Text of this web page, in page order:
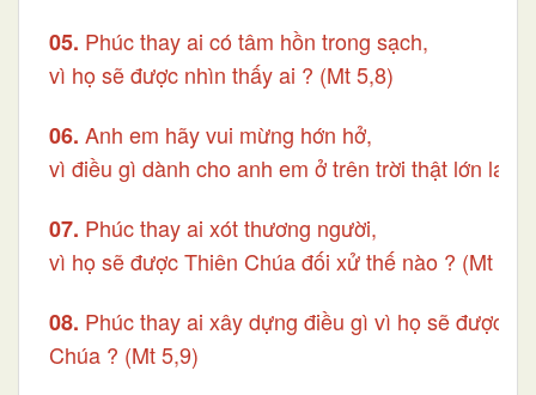
05. Phúc thay ai có tâm hồn trong sạch,
vì họ sẽ được nhìn thấy ai ? (Mt 5,8)
06. Anh em hãy vui mừng hớn hở,
vì điều gì dành cho anh em ở trên trời thật lớn lao
07. Phúc thay ai xót thương người,
vì họ sẽ được Thiên Chúa đối xử thế nào ? (Mt 5,7)
08. Phúc thay ai xây dựng điều gì vì họ sẽ được
Chúa ? (Mt 5,9)